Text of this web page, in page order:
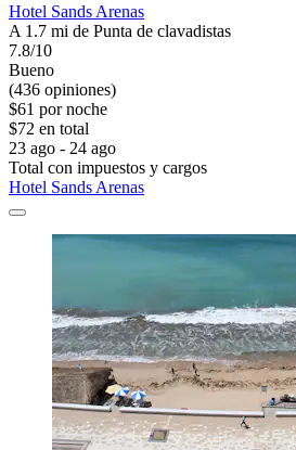
Hotel Sands Arenas
A 1.7 mi de Punta de clavadistas
7.8/10
Bueno
(436 opiniones)
$61 por noche
$72 en total
23 ago - 24 ago
Total con impuestos y cargos
Hotel Sands Arenas